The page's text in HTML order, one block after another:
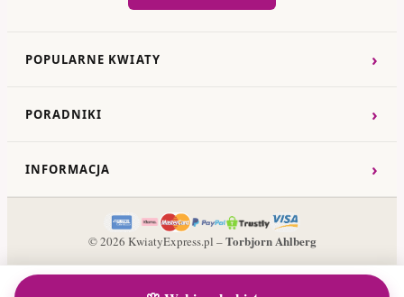
POPULARNE KWIATY ›
PORADNIKI ›
INFORMACJA ›
© 2026 KwiatyExpress.pl –Torbjorn Ahlberg